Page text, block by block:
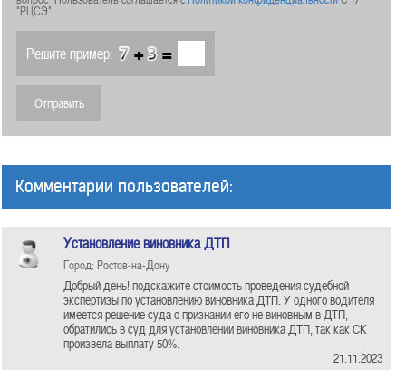
"РЦСЭ"
Решите пример: + =
Комментарии пользователей:
Установление виновника ДТП
Город: Ростов-на-Дону
Добрый день! подскажите стоимость проведения судебной
экспертизы по установлению виновника ДТП. У одного водителя
имеется решение суда о признании его не виновным в ДТП,
обратились в суд для установлении виновника ДТП, так как СК
произвела выплату 50%.
21.11.2023